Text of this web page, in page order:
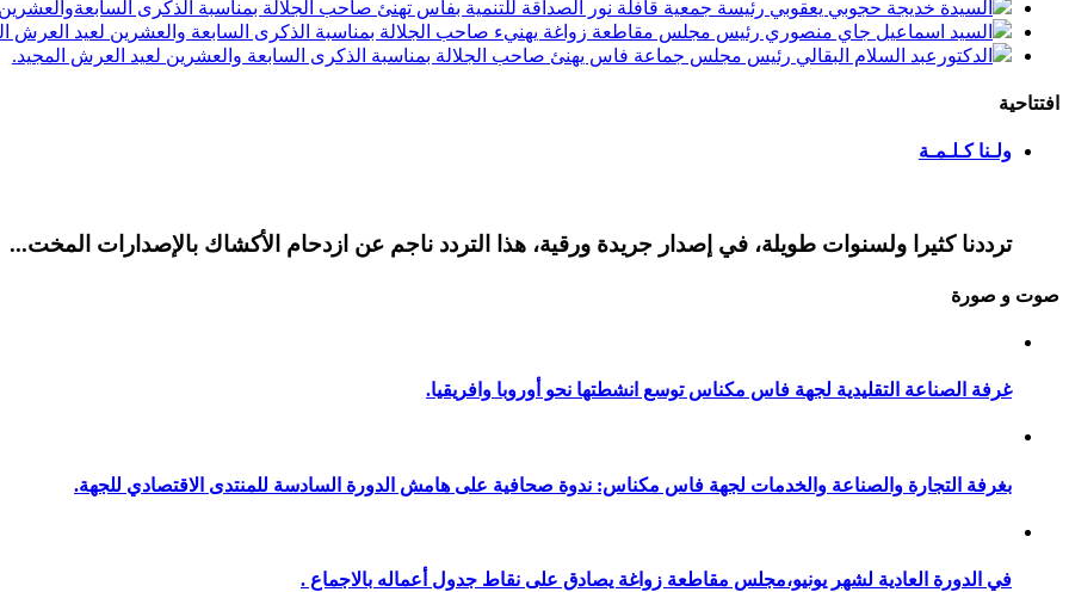
السيدة خديجة حجوبي يعقوبي رئيسة جمعية قافلة نور الصداقة للتنمية بفاس تهنئ صاحب الجلالة بمناسبة الذكرى
السيد اسماعيل جاي منصوري رئيس مجلس مقاطعة زواغة يهنيء صاحب الجلالة بمناسبة الذكرى السابعة والعشرين لعيد العرش
الدكتورعبد السلام البقالي رئيس مجلس جماعة فاس يهنئ صاحب الجلالة بمناسبة الذكرى السابعة والعشرين لعيد العرش المجيد.
افتتاحية
ولـنا كـلـمـة
ترددنا كثيرا ولسنوات طويلة، في إصدار جريدة ورقية، هذا التردد ناجم عن ازدحام الأكشاك بالإصدارات المخت...
صوت و صورة
غرفة الصناعة التقليدية لجهة فاس مكناس توسع انشطتها نحو أوروبا وافريقيا.
بغرفة التجارة والصناعة والخدمات لجهة فاس مكناس: ندوة صحافية على هامش الدورة السادسة للمنتدى الاقتصادي للجهة.
في الدورة العادية لشهر يونيو،مجلس مقاطعة زواغة يصادق على نقاط جدول أعماله بالاجماع .